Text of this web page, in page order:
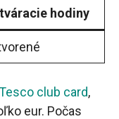
hodiny
club card,
eur. Počas